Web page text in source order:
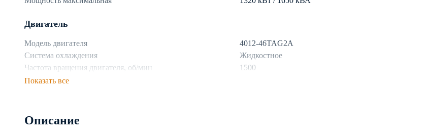
Двигатель
Модель двигателя
4012-46TAG2A
Система охлаждения
Жидкостное
Частота вращения двигателя, об/мин
1500
Расход топлива при 75% нагрузке, л/ч
Показать все
Описание